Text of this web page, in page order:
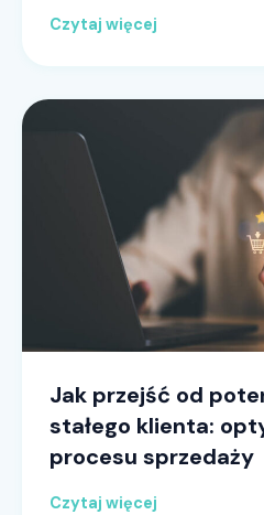
Czytaj więcej
Jak przejść od
stałego klienta:
procesu sprzedaży
Czytaj więcej